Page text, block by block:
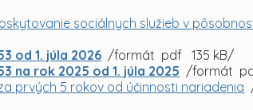
sociálnych služieb v
od 1. júla 2026 /formát pdf 135 kB/
na rok 2025 od 1. júla 2025 /formát
prvých 5 rokov od účinnosti nariadenia